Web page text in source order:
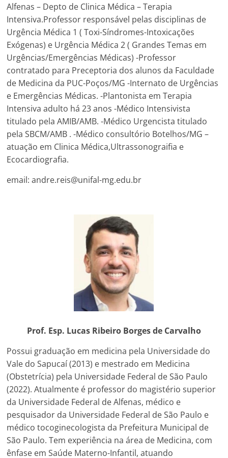
Alfenas – Depto de Clinica Médica – Terapia
Intensiva.Professor responsável pelas disciplinas de
Urgência Médica 1 ( Toxi-Síndromes-Intoxicações
Exógenas) e Urgência Médica 2 ( Grandes Temas em
Urgências/Emergências Médicas) -Professor
contratado para Preceptoria dos alunos da Faculdade
de Medicina da PUC-Poços/MG -Internato de Urgências
e Emergências Médicas. -Plantonista em Terapia
Intensiva adulto há 23 anos -Médico Intensivista
titulado pela AMIB/AMB. -Médico Urgencista titulado
pela SBCM/AMB . -Médico consultório Botelhos/MG –
atuação em Clinica Médica,Ultrassonograifia e
Ecocardiografia.
email: andre.reis@unifal-mg.edu.br
Prof. Esp. Lucas Ribeiro Borges de Carvalho
Possui graduação em medicina pela Universidade do
Vale do Sapucaí (2013) e mestrado em Medicina
(Obstetrícia) pela Universidade Federal de São Paulo
(2022). Atualmente é professor do magistério superior
da Universidade Federal de Alfenas, médico e
pesquisador da Universidade Federal de São Paulo e
médico tocoginecologista da Prefeitura Municipal de
São Paulo. Tem experiência na área de Medicina, com
ênfase em Saúde Materno-Infantil, atuando